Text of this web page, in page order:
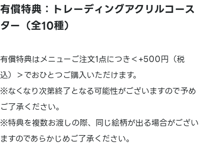
有償特典：トレーディングアクリルコース
ター（全10種）
有償特典はメニューご注文1点につき＜+500円（税
込）＞でおひとつご購入いただけます。
※なくなり次第終了となる可能性がございますので予め
ご了承ください。
※特典を複数お渡しの際、同じ絵柄が出る場合がござい
ますのであらかじめご了承ください。